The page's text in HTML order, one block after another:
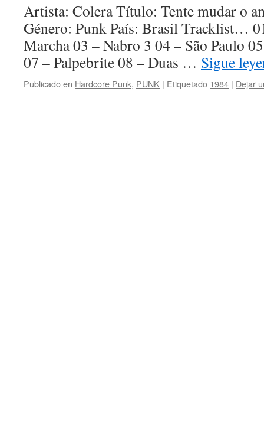
Artista: Colera Título: Tente mudar o
Género: Punk País: Brasil Tracklist…
Marcha 03 – Nabro 3 04 – São Paulo
07 – Palpebrite 08 – Duas … Sigue
Publicado en Hardcore Punk, PUNK | Etiquetado 1984 | Dejar